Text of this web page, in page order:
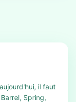
il faut
Spring,